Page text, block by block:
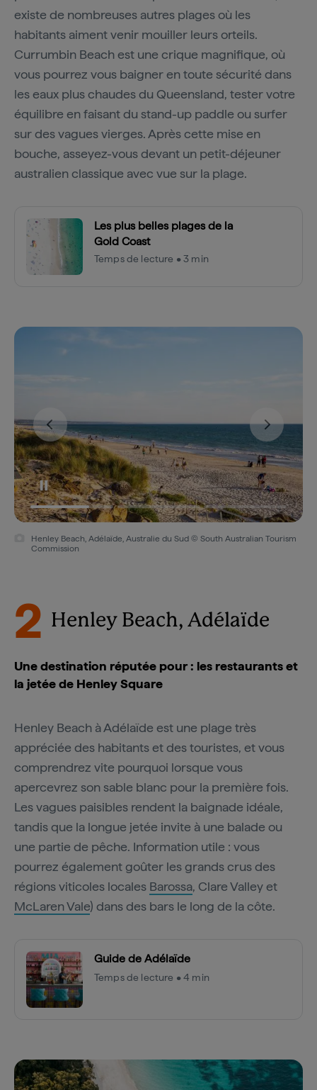
existe de nombreuses autres plages où les
habitants aiment venir mouiller leurs orteils.
Currumbin Beach est une crique magnifique, où
vous pourrez vous baigner en toute sécurité dans
les eaux plus chaudes du Queensland, tester votre
équilibre en faisant du stand-up paddle ou surfer
sur des vagues vierges. Après cette mise en
bouche, asseyez-vous devant un petit-déjeuner
australien classique avec vue sur la plage.
Les plus belles plages de la
Gold Coast
Temps de lecture • 3 min
Henley Beach, Adélaïde, Australie du Sud © South Australian Tourism
Commission
2 Henley Beach, Adélaïde
Une destination réputée pour : les restaurants et
la jetée de Henley Square
Henley Beach à Adélaïde est une plage très
appréciée des habitants et des touristes, et vous
comprendrez vite pourquoi lorsque vous
apercevrez son sable blanc pour la première fois.
Les vagues paisibles rendent la baignade idéale,
tandis que la longue jetée invite à une balade ou
une partie de pêche. Information utile : vous
pourrez également goûter les grands crus des
régions viticoles locales Barossa, Clare Valley et
McLaren Vale) dans des bars le long de la côte.
Guide de Adélaïde
Temps de lecture • 4 min